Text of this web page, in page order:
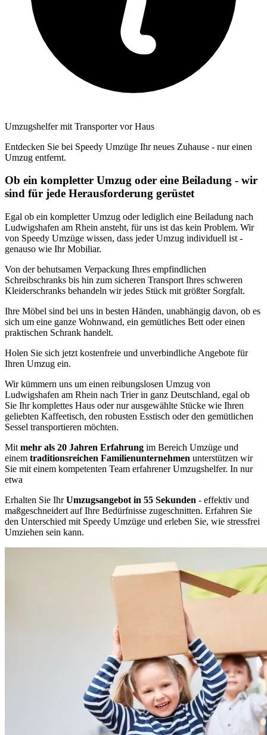
Umzugshelfer mit Transporter vor Haus
Entdecken Sie bei Speedy Umzüge Ihr neues Zuhause - nur einen
Umzug entfernt.
Ob ein kompletter Umzug oder eine Beiladung - wir
sind für jede Herausforderung gerüstet
Egal ob ein kompletter Umzug oder lediglich eine Beiladung nach
Ludwigshafen am Rhein ansteht, für uns ist das kein Problem. Wir
von Speedy Umzüge wissen, dass jeder Umzug individuell ist -
genauso wie Ihr Mobiliar.
Von der behutsamen Verpackung Ihres empfindlichen
Schreibschranks bis hin zum sicheren Transport Ihres schweren
Kleiderschranks behandeln wir jedes Stück mit größter Sorgfalt.
Ihre Möbel sind bei uns in besten Händen, unabhängig davon, ob es
sich um eine ganze Wohnwand, ein gemütliches Bett oder einen
praktischen Schrank handelt.
Holen Sie sich jetzt kostenfreie und unverbindliche Angebote für
Ihren Umzug ein.
Wir kümmern uns um einen reibungslosen Umzug von
Ludwigshafen am Rhein nach Trier in ganz Deutschland, egal ob
Sie Ihr komplettes Haus oder nur ausgewählte Stücke wie Ihren
geliebten Kaffeetisch, den robusten Esstisch oder den gemütlichen
Sessel transportieren möchten.
Mit mehr als 20 Jahren Erfahrung im Bereich Umzüge und
einem traditionsreichen Familienunternehmen unterstützen wir
Sie mit einem kompetenten Team erfahrener Umzugshelfer. In nur
etwa
Erhalten Sie IhrUmzugsangebot in 55 Sekunden - effektiv und
maßgeschneidert auf Ihre Bedürfnisse zugeschnitten. Erfahren Sie
den Unterschied mit Speedy Umzüge und erleben Sie, wie stressfrei
Umziehen sein kann.